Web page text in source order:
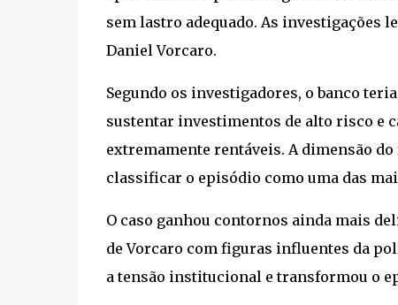
sem lastro adequado. As investigações
Daniel Vorcaro.
Segundo os investigadores, o banco
sustentar investimentos de alto risco e
extremamente rentáveis. A dimensão
classificar o episódio como uma das
O caso ganhou contornos ainda mais
de Vorcaro com figuras influentes da
a tensão institucional e transformou o